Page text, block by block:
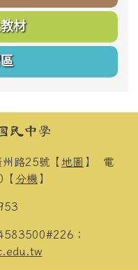
材
民中學
路25號【 地圖 】 電
分機 】
；